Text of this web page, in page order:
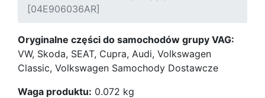
[04E906036AR]
Oryginalne części do samochodów grupy VAG:
VW, Skoda, SEAT, Cupra, Audi, Volkswagen
Classic, Volkswagen Samochody Dostawcze
Waga produktu: 0.072 kg